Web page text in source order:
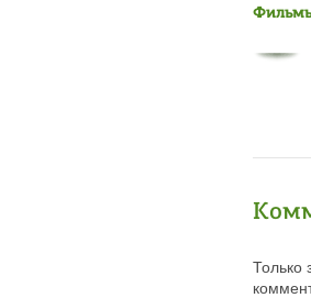
Только